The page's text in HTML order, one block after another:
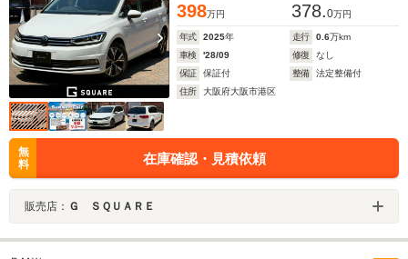
398万円 378.0万円
年式 2025年 走行 0.6万km
車検
'28/09 修復
なし
保証
保証付 整備
法定整備付
住所
大阪府大阪市港区
無
料
在庫確認・見積依頼
販売店： Ｇ ＳＱＵＡＲＥ